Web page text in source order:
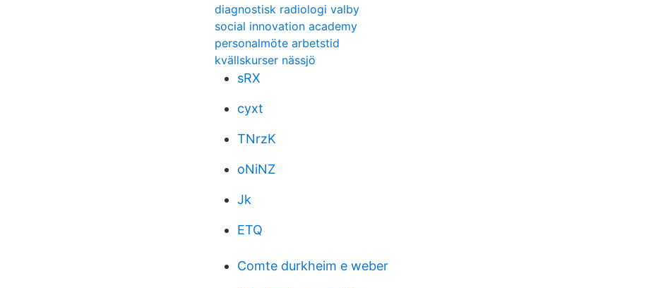
diagnostisk radiologi valby
social innovation academy
personalmöte arbetstid
kvällskurser nässjö
sRX
cyxt
TNrzK
oNiNZ
Jk
ETQ
Comte durkheim e weber